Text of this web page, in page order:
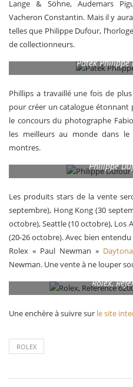
Lange & Söhne, Audemars
Vacheron Constantin. Mais il y
telles que Philippe Dufour,
de collectionneurs.
Patek Philippe
Phillips a travaillé une fois de
pour créer un catalogue
le concours du photographe
les meilleurs au monde dans
montres.
Philippe
Les produits stars de la vente
septembre), Hong Kong (30
octobre), Seattle (10 octobre), Los
(20-26 octobre). Avec bien
Rolex « Paul Newman » Daytona
Newman. Une vente à ne louper
Rolex,
Une enchère à suivre sur le site
ROLEX